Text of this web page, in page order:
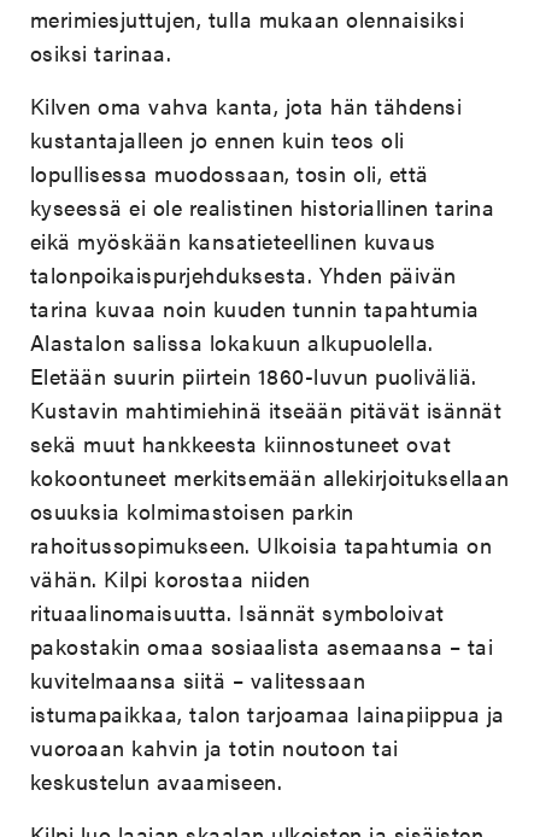
merimiesjuttujen, tulla mukaan olennaisiksi
osiksi tarinaa.
Kilven oma vahva kanta, jota hän tähdensi
kustantajalleen jo ennen kuin teos oli
lopullisessa muodossaan, tosin oli, että
kyseessä ei ole realistinen historiallinen tarina
eikä myöskään kansatieteellinen kuvaus
talonpoikaispurjehduksesta. Yhden päivän
tarina kuvaa noin kuuden tunnin tapahtumia
Alastalon salissa lokakuun alkupuolella.
Eletään suurin piirtein 1860-luvun puoliväliä.
Kustavin mahtimiehinä itseään pitävät isännät
sekä muut hankkeesta kiinnostuneet ovat
kokoontuneet merkitsemään allekirjoituksellaan
osuuksia kolmimastoisen parkin
rahoitussopimukseen. Ulkoisia tapahtumia on
vähän. Kilpi korostaa niiden
rituaalinomaisuutta. Isännät symboloivat
pakostakin omaa sosiaalista asemaansa – tai
kuvitelmaansa siitä – valitessaan
istumapaikkaa, talon tarjoamaa lainapiippua ja
vuoroaan kahvin ja totin noutoon tai
keskustelun avaamiseen.